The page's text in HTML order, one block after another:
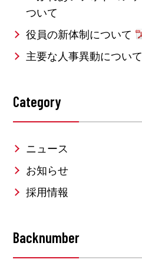
ついて
役員の新体制について
主要な人事異動について
Category
ニュース
お知らせ
採用情報
Backnumber